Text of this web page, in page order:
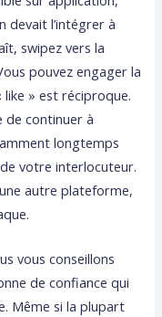
devait l’intégrer à
swipez vers la
pouvez engager la
» est réciproque.
de continuer à
longtemps
votre interlocuteur.
autre plateforme,
vous conseillons
de confiance qui
Même si la plupart